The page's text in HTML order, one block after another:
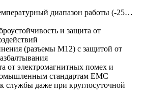
диапазон работы (-25…
и защита от
(разъемы M12) с защитой от
от электромагнитных помех и
стандартам EMC
службы даже при круглосуточной